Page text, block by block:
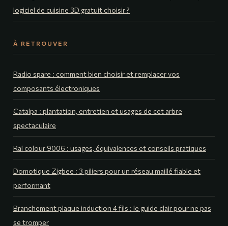
logiciel de cuisine 3D gratuit choisir ?
À RETROUVER
Radio spare : comment bien choisir et remplacer vos
composants électroniques
Catalpa : plantation, entretien et usages de cet arbre
spectaculaire
Ral colour 9006 : usages, équivalences et conseils pratiques
Domotique Zigbee : 3 piliers pour un réseau maillé fiable et
performant
Branchement plaque induction 4 fils : le guide clair pour ne pas
se tromper